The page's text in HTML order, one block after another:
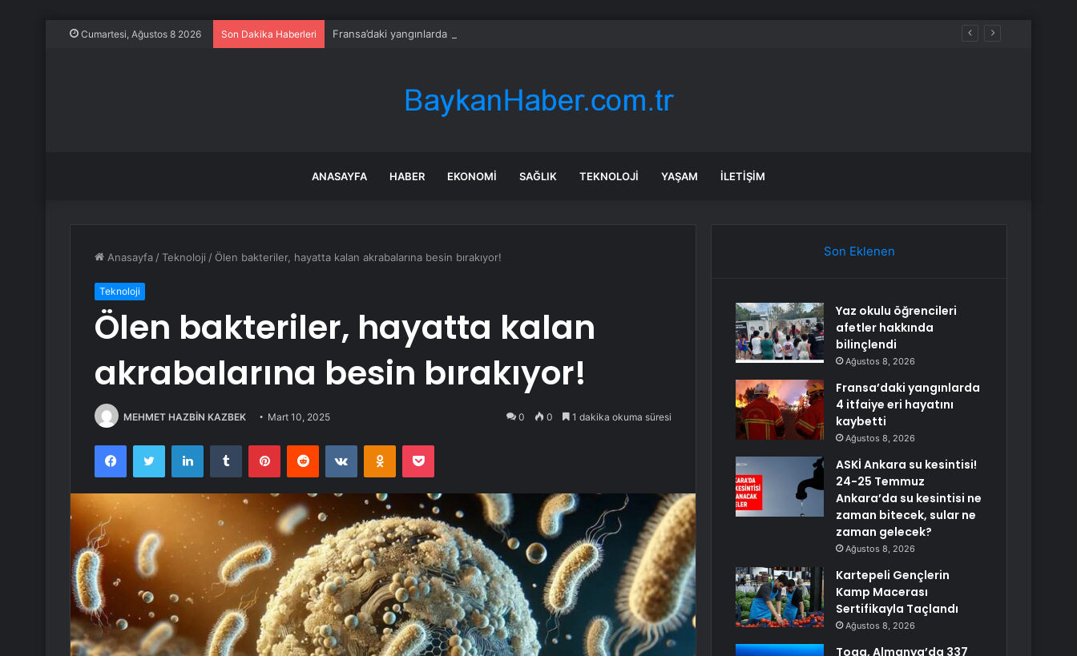
Cumartesi, Ağustos 8 2026 Son Dakika Haberleri Fransa’daki yangınlarda 4 itfaiye eri hayatını kaybetti
ANASAYFA HABER EKONOMI SAĞLIK TEKNOLOJI YAŞAM İLETIŞIM
Anasayfa /Teknoloji / Ölen bakteriler, hayatta kalan akrabalarına besin bırakıyor!
Teknoloji
Ölen bakteriler, hayatta kalan
akrabalarına besin bırakıyor!
MEHMET HAZBİN KAZBEK Mart 10, 2025 0 0 1 dakika okuma süresi
FacebookTwitter LinkedInTumblr PinterestReddit VKontakteOdnoklassniki
Pocket
Son Eklenen
Yaz okulu öğrencileri
afetler hakkında
bilinçlendi
Ağustos 8, 2026
Fransa’daki yangınlarda
4 itfaiye eri hayatını
kaybetti
Ağustos 8, 2026
ASKİ Ankara su kesintisi!
24-25 Temmuz
Ankara’da su kesintisi ne
zaman bitecek, sular ne
zaman gelecek?
Ağustos 8, 2026
Kartepeli Gençlerin
Kamp Macerası
Sertifikayla Taçlandı
Ağustos 8, 2026
Togg, Almanya’da 337